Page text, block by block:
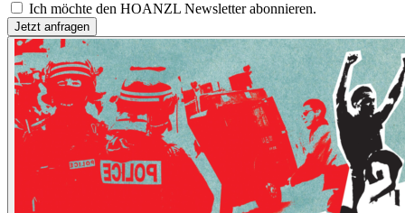
Ich möchte den HOANZL Newsletter abonnieren.